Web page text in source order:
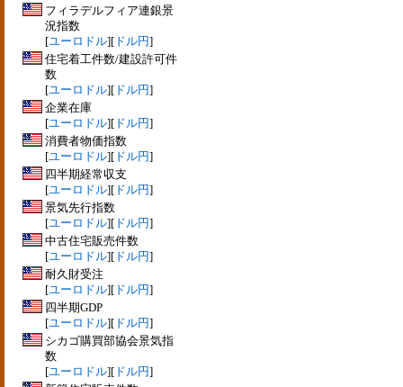
フィラデルフィア連銀景
況指数
[ユーロドル][ ドル円]
住宅着工件数/建設許可件
数
[ユーロドル][ ドル円]
企業在庫
[ユーロドル][ ドル円]
消費者物価指数
[ユーロドル][ ドル円]
四半期経常収支
[ユーロドル][ ドル円]
景気先行指数
[ユーロドル][ ドル円]
中古住宅販売件数
[ユーロドル][ ドル円]
耐久財受注
[ユーロドル][ ドル円]
四半期GDP
[ユーロドル][ ドル円]
シカゴ購買部協会景気指
数
[ユーロドル][ ドル円]